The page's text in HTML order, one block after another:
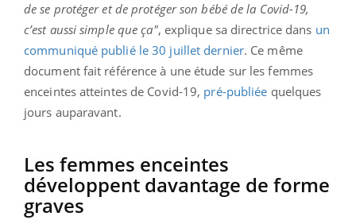
de se protéger et de protéger son bébé de la Covid-19,
c’est aussi simple que ça", explique sa directrice dans un
communiqué publié le 30 juillet dernier. Ce même
document fait référence à une étude sur les femmes
enceintes atteintes de Covid-19, pré-publiée quelques
jours auparavant.
Les femmes enceintes
développent davantage de forme
graves